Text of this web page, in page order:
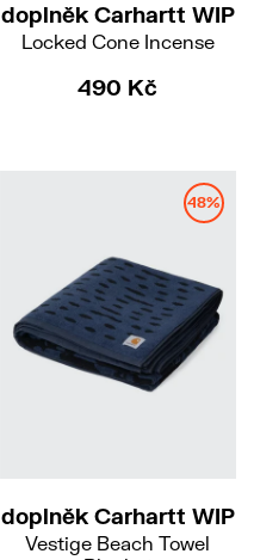
doplněk Carhartt WIP
Locked Cone Incense
490 Kč
48%
doplněk Carhartt WIP
Vestige Beach Towel